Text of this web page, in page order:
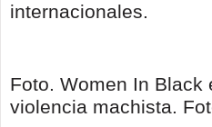
internacionales.
Foto. Women In Black
violencia machista.